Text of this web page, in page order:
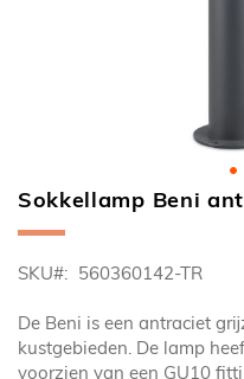
Ga
naar
begin
de
afbeeldingen-
gallerij
Sokkellamp Beni
SKU 560360142-TR
De Beni is een antraciet
kustgebieden. De lamp
voorzien van een GU10